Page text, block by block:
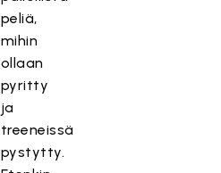
peliä,
mihin
ollaan
pyritty
ja
treeneissä
pystytty.